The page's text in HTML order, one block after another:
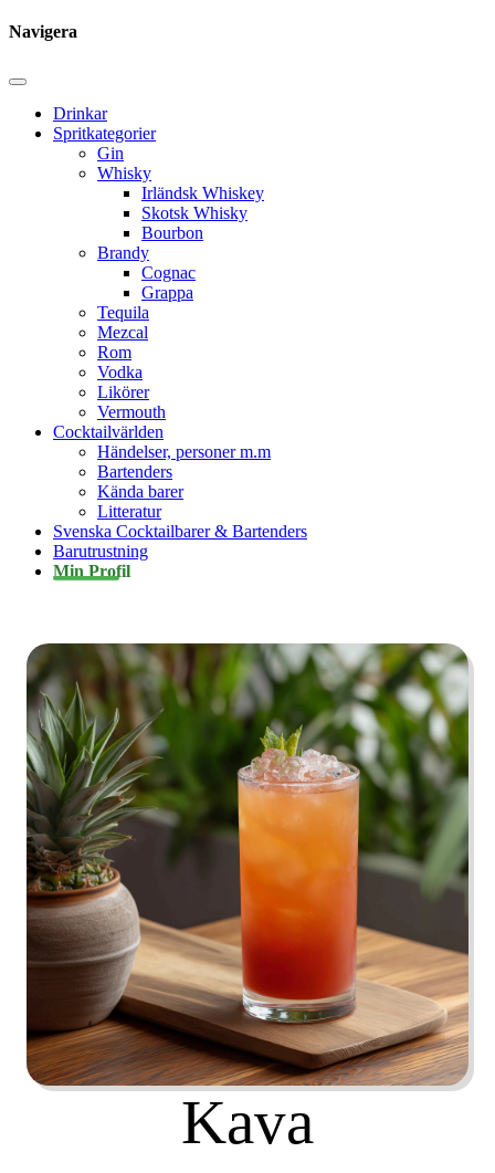
Navigera
Drinkar
Spritkategorier
Gin
Whisky
Irländsk Whiskey
Skotsk Whisky
Bourbon
Brandy
Cognac
Grappa
Tequila
Mezcal
Rom
Vodka
Likörer
Vermouth
Cocktailvärlden
Händelser, personer m.m
Bartenders
Kända barer
Litteratur
Svenska Cocktailbarer & Bartenders
Barutrustning
Min Profil
Kava